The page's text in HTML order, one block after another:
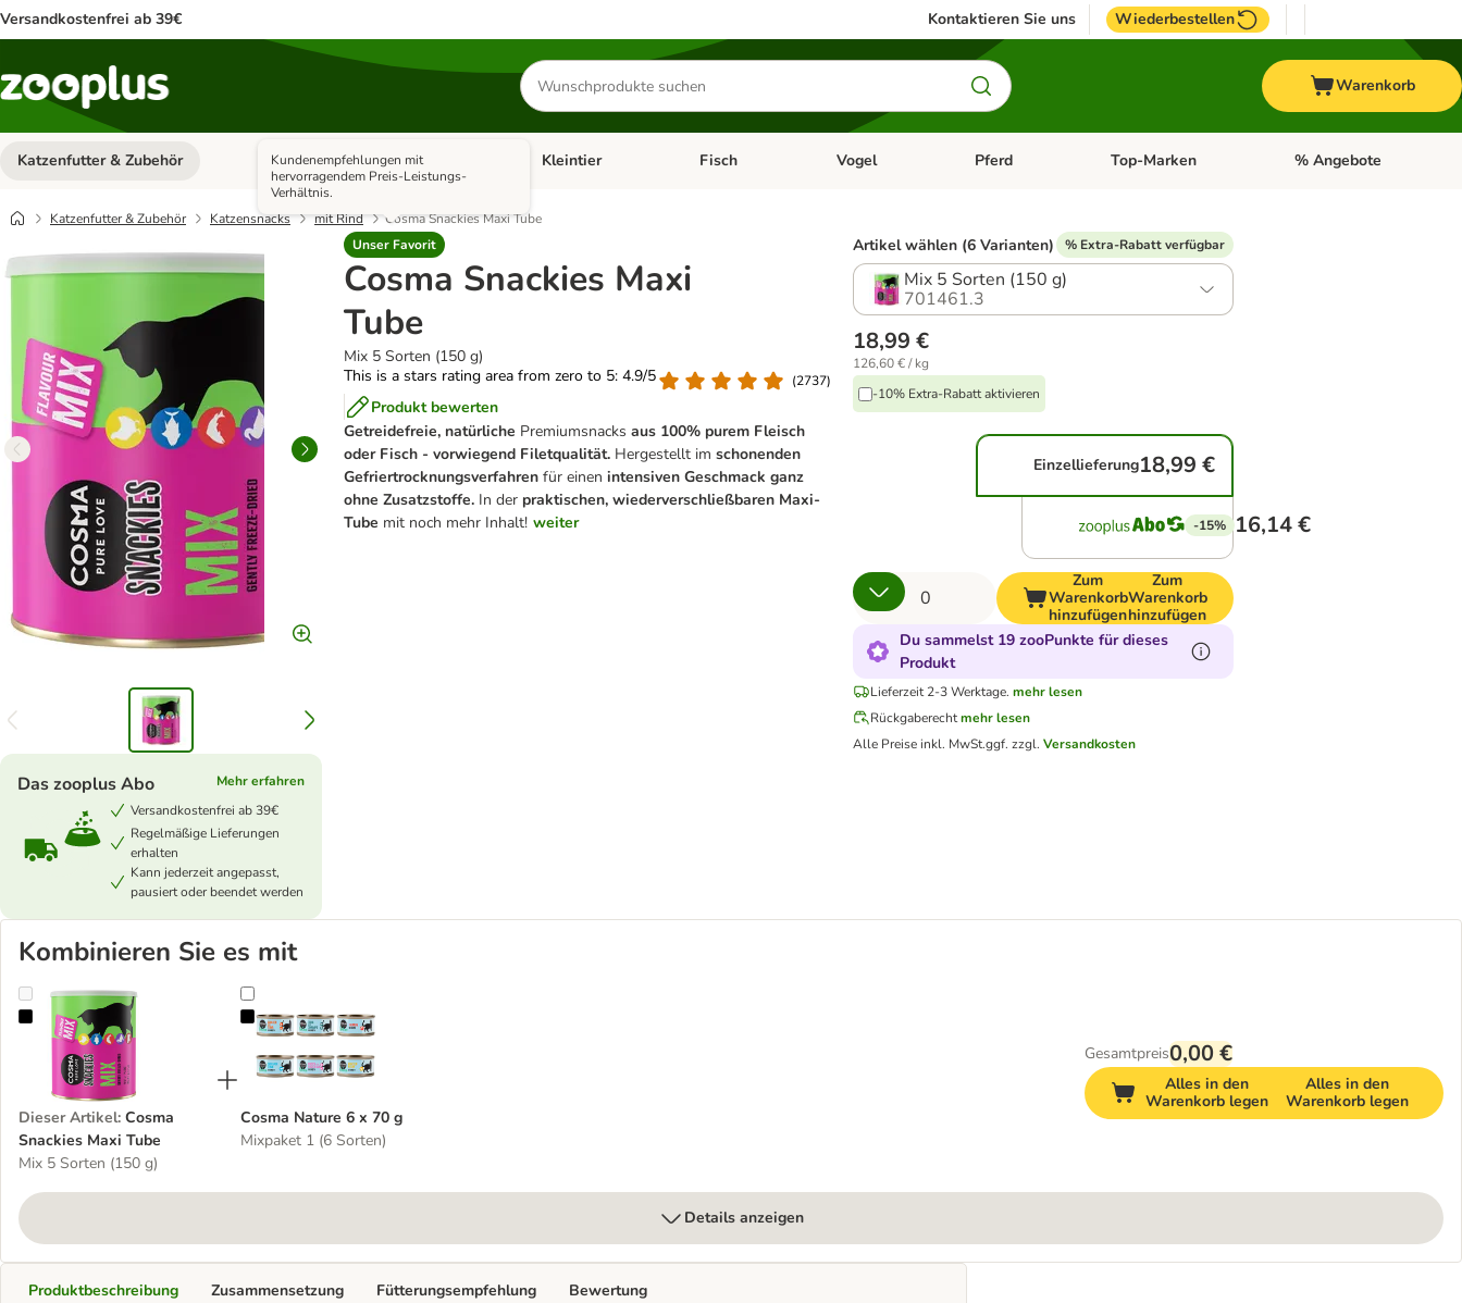
Versandkostenfrei ab 39€ Kontaktieren Sie uns Wiederbestellen
Produkte
suchen
Warenkorb
Katzenfutter & Zubehör Kategorie-Menü öffnen: Katzenfutter & Zubehör
Hundefutter & Zubehör Kategorie-Menü öffnen: Hundefutter & Zubehör
Kleintier Kategorie-Menü öffnen: Kleintier
Fisch Kategorie-Menü öffnen: Fisch
Vogel Kategorie-Menü öffnen: Vogel
Pferd Kategorie-Menü öffnen: Pferd
Top-Marken Kategorie-Menü öffnen:
% Angebote
Katzenfutter & Zubehör Katzensnacks mit Rind
Cosma Snackies Maxi Tube
Unser Favorit
Kundenempfehlungen mit
hervorragendem Preis-Leistungs-
Verhältnis.
Cosma Snackies Maxi
Tube
Mix 5 Sorten (150 g)
This is a stars rating area from zero to 5: 4.9/5
(2737)
Produkt bewerten
Getreidefreie, natürliche Premiumsnacks aus 100% purem Fleisch
oder Fisch - vorwiegend Filetqualität. Hergestellt im schonenden
Gefriertrocknungsverfahren für einen intensiven Geschmack ganz
ohne Zusatzstoffe. In der praktischen, wiederverschließbaren Maxi-
Tube mit noch mehr Inhalt! weiter
Das zooplus Abo
Mehr erfahren
Versandkostenfrei ab 39€
Regelmäßige Lieferungen
erhalten
Kann jederzeit angepasst,
pausiert oder beendet werden
Artikel wählen (6 Varianten) % Extra-Rabatt verfügbar
Mix 5 Sorten (150 g)
701461.3
18,99 €
126,60 € / kg
-10% Extra-Rabatt aktivieren
Einzellieferung18,99 €
-15% 16,14 €
Zum
Warenkorb
hinzufügen
Zum
Warenkorb
hinzufügen
Du sammelst 19 zooPunkte für dieses
Produkt
Lieferzeit 2-3 Werktage. mehr lesen
Rückgaberecht mehr lesen
Alle Preise inkl. MwSt.ggf. zzgl. Versandkosten
Kombinieren Sie es mit
Cosma Snackies Maxi Tube
Dieser Artikel: Cosma
Snackies Maxi Tube
Mix 5 Sorten (150 g)
Cosma Nature 6 x 70 g
Cosma Nature 6 x 70 g
Mixpaket 1 (6 Sorten)
Gesamtpreis0,00 €
Alles in den
Warenkorb legen
Alles in den
Warenkorb legen
Details anzeigen
Produktbeschreibung Zusammensetzung Fütterungsempfehlung Bewertung